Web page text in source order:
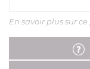
En savoir plus sur